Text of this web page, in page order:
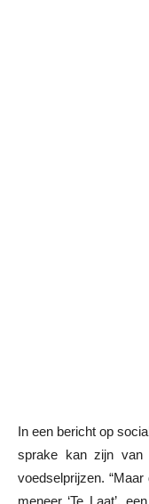
In een bericht op
sprake kan zijn van
voedselprijzen.